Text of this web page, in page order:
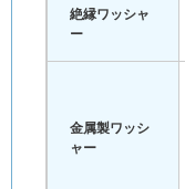
絶縁ワッシャ
ー
金属製ワッシ
ャー